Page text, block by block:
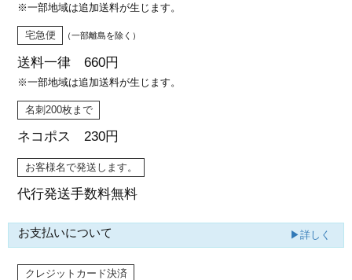
※一部地域は追加送料が生じます。
宅急便 （一部離島を除く）
送料一律 660円
※一部地域は追加送料が生じます。
名刺200枚まで
ネコポス 230円
お客様名で発送します。
代行発送手数料無料
お支払いについて ▶詳しく
クレジットカード決済